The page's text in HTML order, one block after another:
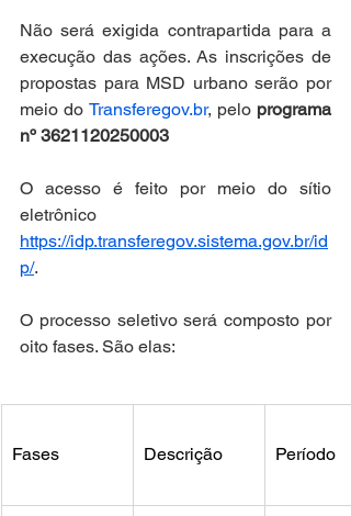
Não será exigida contrapartida para a
execução das ações. As inscrições de
propostas para MSD urbano serão por
meio do Transferegov.br, pelo programa
nº 3621120250003
O acesso é feito por meio do sítio
https://idp.transferegov.sistema.gov.br/id
p/.
O processo seletivo será composto por
oito fases. São elas:
Fases Descrição Período